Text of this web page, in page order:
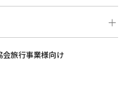
会旅行事業様向け